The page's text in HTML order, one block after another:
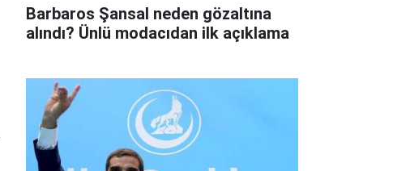
Barbaros Şansal neden gözaltına
alındı? Ünlü modacıdan ilk açıklama